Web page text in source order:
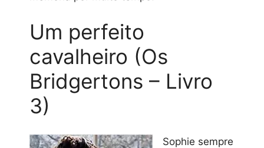
Um perfeito
cavalheiro (Os
Bridgertons – Livro
3)
Sophie sempre